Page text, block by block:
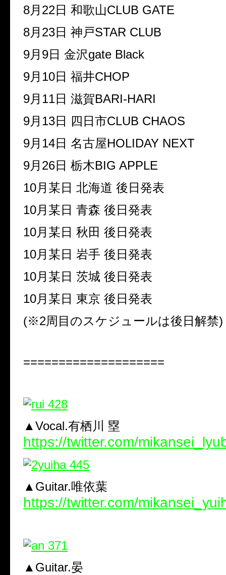
8月22日 和歌山CLUB GATE
8月23日 神戸STAR CLUB
9月9日 金沢gate Black
9月10日 福井CHOP
9月11日 滋賀BARI-HARI
9月13日 四日市CLUB CHAOS
9月14日 名古屋HOLIDAY NEXT
9月26日 栃木BIG APPLE
10月某日 北海道 後日発表
10月某日 青森 後日発表
10月某日 秋田 後日発表
10月某日 岩手 後日発表
10月某日 茨城 後日発表
10月某日 東京 後日発表
(※2周目のスケジュールは後日解禁)
====================
▲Vocal.有栖川 塁
https://twitter.com/
▲Guitar.唯依葉
https://twitter.com/
▲Guitar.晏